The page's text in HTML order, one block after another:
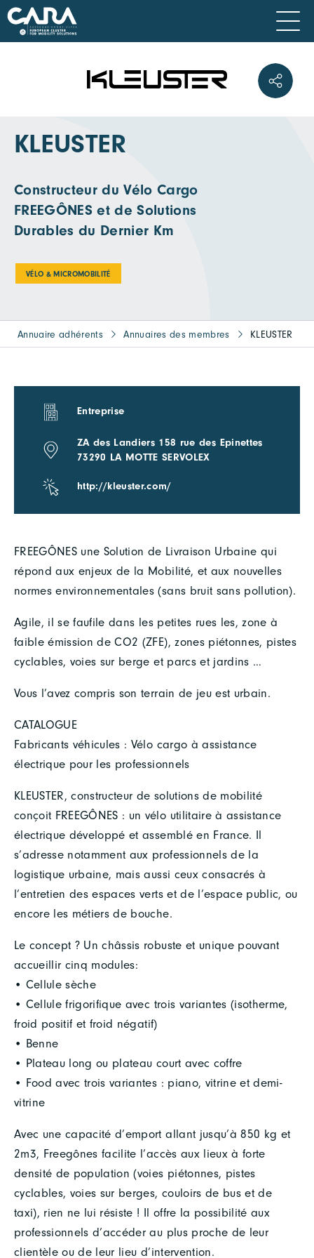
KLEUSTER
Constructeur du Vélo Cargo
FREEGÔNES et de Solutions
Durables du Dernier Km
VÉLO & MICROMOBILITÉ
Annuaire adhérents Annuaires des membres KLEUSTER
FREEGÔNES une Solution de Livraison Urbaine qui
répond aux enjeux de la Mobilité, et aux nouvelles
normes environnementales (sans bruit sans pollution).
Agile, il se faufile dans les petites rues les, zone à
faible émission de CO2 (ZFE), zones piétonnes, pistes
cyclables, voies sur berge et parcs et jardins …
Vous l’avez compris son terrain de jeu est urbain.
CATALOGUE
Fabricants véhicules : Vélo cargo à assistance
électrique pour les professionnels
KLEUSTER, constructeur de solutions de mobilité
conçoit FREEGÔNES : un vélo utilitaire à assistance
électrique développé et assemblé en France. Il
s’adresse notamment aux professionnels de la
logistique urbaine, mais aussi ceux consacrés à
l’entretien des espaces verts et de l’espace public, ou
encore les métiers de bouche.
Le concept ? Un châssis robuste et unique pouvant
accueillir cinq modules:
• Cellule sèche
• Cellule frigorifique avec trois variantes (isotherme,
froid positif et froid négatif)
• Benne
• Plateau long ou plateau court avec coffre
• Food avec trois variantes : piano, vitrine et demi-
vitrine
Avec une capacité d’emport allant jusqu’à 850 kg et
2m3, Freegônes facilite l’accès aux lieux à forte
densité de population (voies piétonnes, pistes
cyclables, voies sur berges, couloirs de bus et de
taxi), rien ne lui résiste ! Il offre la possibilité aux
professionnels d’accéder au plus proche de leur
clientèle ou de leur lieu d’intervention.
Entreprise
ZA des Landiers 158 rue des Epinettes
73290 LA MOTTE SERVOLEX
http://kleuster.com/